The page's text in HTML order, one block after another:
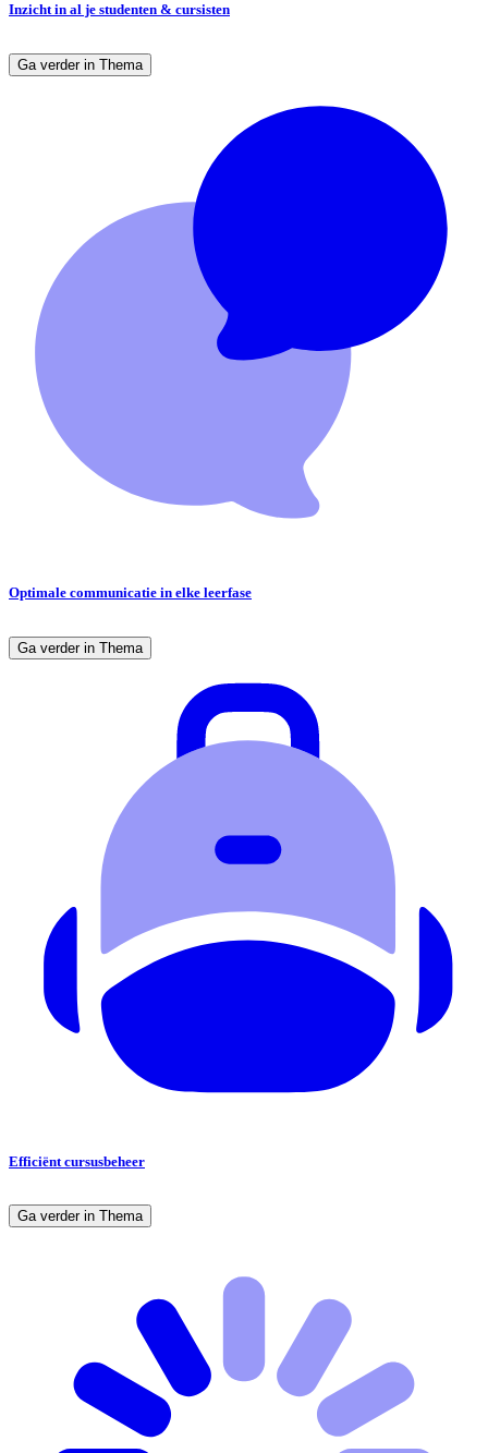
Inzicht in al je studenten & cursisten
Ga verder in Thema
Optimale communicatie in elke leerfase
Ga verder in Thema
Efficiënt cursusbeheer
Ga verder in Thema